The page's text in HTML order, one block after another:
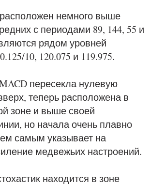
немного выше
с периодами 89, 144, 55 и
рядом уровней
10, 120.075 и 119.975.
пересекла нулевую
теперь расположена в
зоне и выше своей
но начала очень плавно
самым указывает на
медвежьих настроений.
находится в зоне